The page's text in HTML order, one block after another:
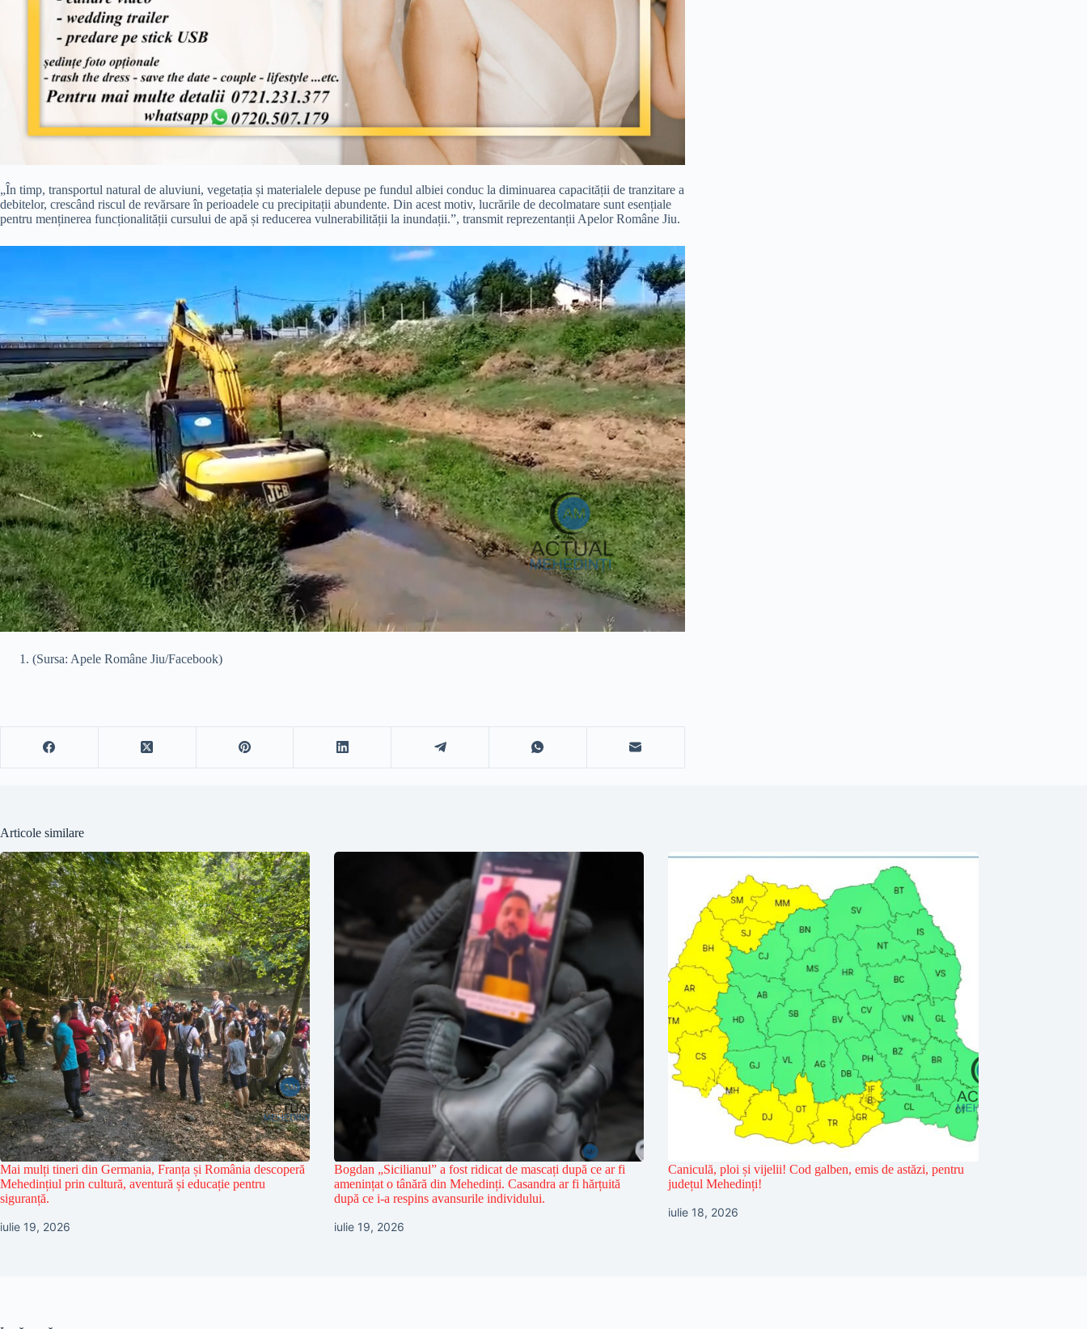
„În timp, transportul natural de aluviuni, vegetația și materialele depuse pe fundul albiei conduc la diminuarea capacității de tranzitare a
debitelor, crescând riscul de revărsare în perioadele cu precipitații abundente. Din acest motiv, lucrările de decolmatare sunt esențiale
pentru menținerea funcționalității cursului de apă și reducerea vulnerabilității la inundații.”, transmit reprezentanții Apelor Române Jiu.
(Sursa: Apele Române Jiu/Facebook)
Articole similare
Mai mulți tineri din Germania, Franța și România descoperă
Mehedințiul prin cultură, aventură și educație pentru
siguranță.
iulie 19, 2026
Bogdan „Sicilianul” a fost ridicat de mascați după ce ar fi
amenințat o tânără din Mehedinți. Casandra ar fi hărțuită
după ce i-a respins avansurile individului.
iulie 19, 2026
Caniculă, ploi și vijelii! Cod galben, emis de astăzi, pentru
județul Mehedinți!
iulie 18, 2026